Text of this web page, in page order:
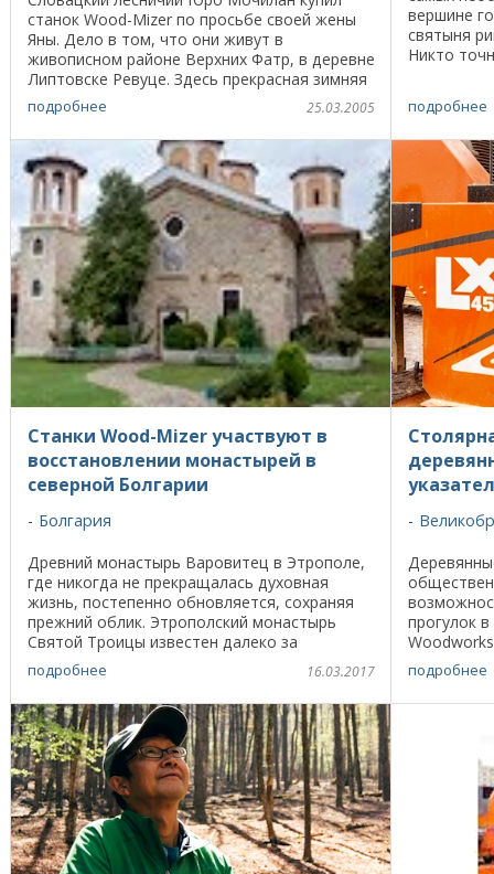
станок Wood-Mizer по просьбе своей жены
Яны. Дело в том, что они живут в
живописном районе Верхних Фатр, в деревне
Липтовске Ревуце. Здесь прекрасная зимняя
охота, недалеко бьют горячие ключи и есть
горнолыжные ...
подробнее 25.03.2005
вершине
святыня
Никто
подробнее
Станки Wood-Mizer участвуют в
восстановлении монастырей в
северной Болгарии
Болгария
Древний монастырь Варовитец в Этрополе,
где никогда не прекращалась духовная
жизнь, постепенно обновляется, сохраняя
прежний облик. Этрополский монастырь
Святой Троицы известен далеко за
пределами Болгарии. На протяжении веков
он остается обителью, ...
подробнее 16.03.2017
прогулок
подробнее